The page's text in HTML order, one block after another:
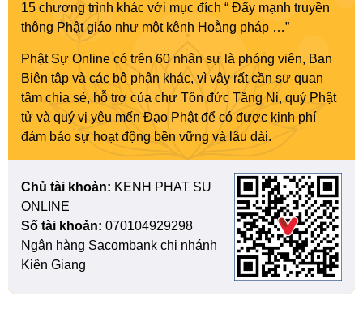
15 chương trình khác với mục đích “ Đẩy mạnh truyền
thông Phật giáo như một kênh Hoằng pháp …”
Phật Sự Online có trên 60 nhân sự là phóng viên, Ban
Biên tập và các bộ phận khác, vì vậy rất cần sự quan
tâm chia sẻ, hỗ trợ của chư Tôn đức Tăng Ni, quý Phật
tử và quý vị yêu mến Đạo Phật để có được kinh phí
đảm bảo sự hoạt động bền vững và lâu dài.
Chủ tài khoản: KENH PHAT SU
ONLINE
Số tài khoản: 070104929298
Ngân hàng Sacombank chi nhánh
Kiên Giang